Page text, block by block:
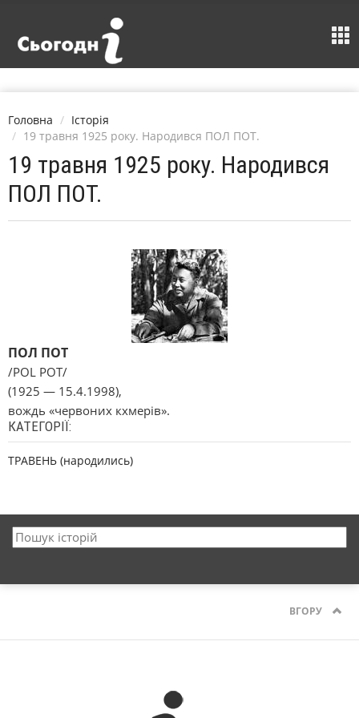
Головна
Історія
19 травня 1925 року. Народився ПОЛ ПОТ.
19 травня 1925 року. Народився
ПОЛ ПОТ.
ПОЛ ПОТ
/POL POT/
(1925 — 15.4.1998),
вождь «червоних кхмерів».
КАТЕГОРІЇ:
ТРАВЕНЬ (народились)
ВГОРУ